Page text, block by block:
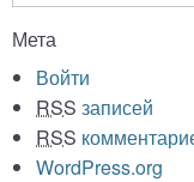
Мета
Войти
RSS записей
RSS
WordPress.org